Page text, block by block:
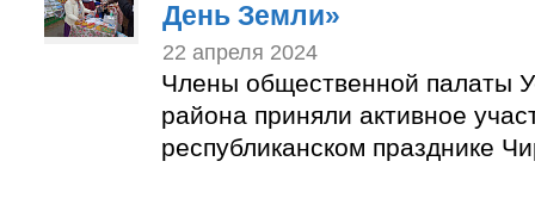
День Земли»
22 апреля 2024
Члены общественной палаты
района приняли активное
республиканском празднике